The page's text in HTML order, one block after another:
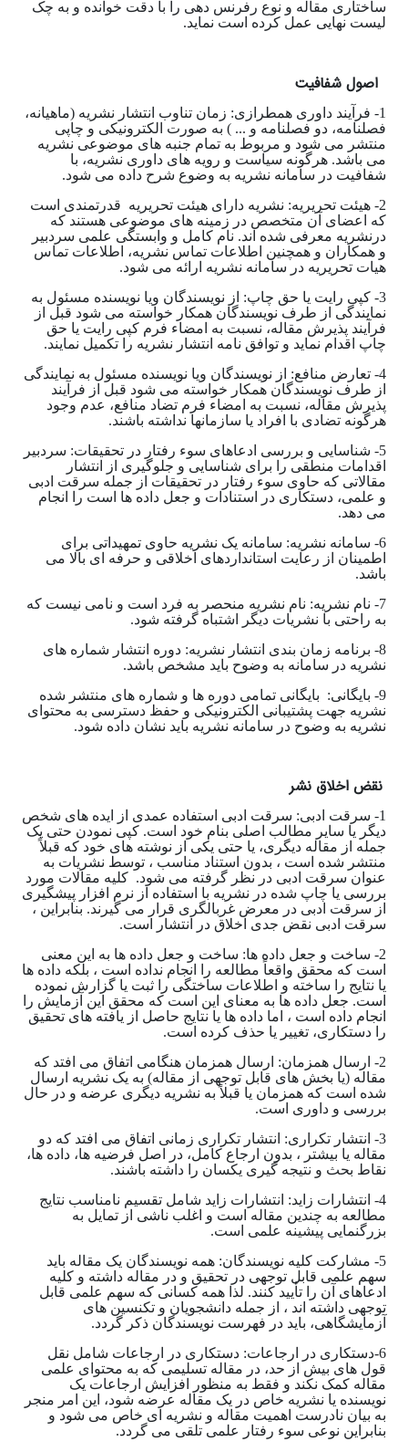
ساختاری مقاله و نوع رفرنس دهی را با دقت خوانده و به چک
لیست نهایی عمل کرده است نماید.
اصول شفافیت
1- فرآیند داوری همطرازی: زمان تناوب انتشار نشریه (ماهیانه،
فصلنامه، دو فصلنامه و ... ) به صورت الکترونیکی و چاپی
منتشر می شود و مربوط به تمام جنبه های موضوعی نشریه
می باشد. هرگونه سیاست و رویه های داوری نشریه، با
شفافیت در سامانه نشریه به وضوع شرح داده می شود.
2- هیئت تحریریه: نشریه دارای هیئت تحریریه قدرتمندی است
که اعضای آن متخصص در زمینه های موضوعی هستند که
درنشریه معرفی شده اند. نام کامل و وابستگی علمی سردبیر
و همکاران و همچنین اطلاعات تماس نشریه، اطلاعات تماس
هیات تحریریه در سامانه نشریه ارائه می شود.
3- کپی رایت یا حق چاپ: از نویسندگان ویا نویسنده مسئول به
نمایندگی از طرف نویسندگان همکار خواسته می شود قبل از
فرآیند پذیرش مقاله، نسبت به امضاء فرم کپی رایت یا حق
چاپ اقدام نماید و توافق نامه انتشار نشریه را تکمیل نمایند.
4- تعارض منافع: از نویسندگان ویا نویسنده مسئول به نمایندگی
از طرف نویسندگان همکار خواسته می شود قبل از فرآیند
پذیرش مقاله، نسبت به امضاء فرم تضاد منافع، عدم وجود
هرگونه تضادی با افراد یا سازمانها نداشته باشند.
5- شناسایی و بررسی ادعاهای سوء رفتار در تحقیقات: سردبیر
اقدامات منطقی را برای شناسایی و جلوگیری از انتشار
مقالاتی که حاوی سوء رفتار در تحقیقات از جمله سرقت ادبی
و علمی، دستکاری در استنادات و جعل داده ها است را انجام
می دهد.
6- سامانه نشریه: سامانه یک نشریه حاوی تمهیداتی برای
اطمینان از رعایت استانداردهای اخلاقی و حرفه ای بالا می
باشد.
7- نام نشریه: نام نشریه منحصر به فرد است و نامی نیست که
به راحتی با نشریات دیگر اشتباه گرفته شود.
8- برنامه زمان بندی انتشار نشریه: دوره انتشار شماره های
نشریه در سامانه به وضوح باید مشخص باشد.
9- بایگانی: بایگانی تمامی دوره ها و شماره های منتشر شده
نشریه جهت پشتیبانی الکترونیکی و حفظ دسترسی به محتوای
نشریه به وضوح در سامانه نشریه باید نشان داده شود.
نقض اخلاق نشر
1- سرقت ادبی: سرقت ادبی استفاده عمدی از ایده های شخص
دیگر یا سایر مطالب اصلی بنام خود است. کپی نمودن حتی یک
جمله از مقاله دیگری، یا حتی یکی از نوشته های خود که قبلاً
منتشر شده است ، بدون استناد مناسب ، توسط نشریات به
عنوان سرقت ادبی در نظر گرفته می شود. کلیه مقالات مورد
بررسی یا چاپ شده در نشریه با استفاده از نرم افزار پیشگیری
از سرقت ادبی در معرض غربالگری قرار می گیرند. بنابراین ،
سرقت ادبی نقض جدی اخلاق در انتشار است.
2- ساخت و جعل داده ها: ساخت و جعل داده ها به این معنی
است که محقق واقعاً مطالعه را انجام نداده است ، بلکه داده ها
یا نتایج را ساخته و اطلاعات ساختگی را ثبت یا گزارش نموده
است. جعل داده ها به معنای این است که محقق این آزمایش را
انجام داده است ، اما داده ها یا نتایج حاصل از یافته های تحقیق
را دستکاری، تغییر یا حذف کرده است.
2- ارسال همزمان: ارسال همزمان هنگامی اتفاق می افتد که
مقاله (یا بخش های قابل توجهی از مقاله) به یک نشریه ارسال
شده است که همزمان یا قبلاً به نشریه دیگری عرضه و در حال
بررسی و داوری است.
3- انتشار تکراری: انتشار تکراری زمانی اتفاق می افتد که دو
مقاله یا بیشتر ، بدون ارجاع کامل، در اصل فرضیه ها، داده ها،
نقاط بحث و نتیجه گیری یکسان را داشته باشند.
4- انتشارات زاید: انتشارات زاید شامل تقسیم نامناسب نتایج
مطالعه به چندین مقاله است و اغلب ناشی از تمایل به
بزرگنمایی پیشینه علمی است.
5- مشارکت کلیه نویسندگان: همه نویسندگان یک مقاله باید
سهم علمی قابل توجهی در تحقیق و در مقاله داشته و کلیه
ادعاهای آن را تأیید کنند. لذا همه کسانی که سهم علمی قابل
توجهی داشته اند ، از جمله دانشجویان و تکنسین های
آزمایشگاهی، باید در فهرست نویسندگان ذکر گردد.
6-دستکاری در ارجاعات: دستکاری در ارجاعات شامل نقل
قول های بیش از حد، در مقاله تسلیمی که به محتوای علمی
مقاله کمک نکند و فقط به منظور افزایش ارجاعات یک
نویسنده یا نشریه خاص در یک مقاله عرضه شود، این امر منجر
به بیان نادرست اهمیت مقاله و نشریه ای خاص می شود و
بنابراین نوعی سوء رفتار علمی تلقی می گردد.